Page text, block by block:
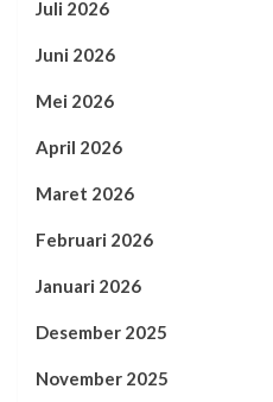
Juli 2026
Juni 2026
Mei 2026
April 2026
Maret 2026
Februari 2026
Januari 2026
Desember 2025
November 2025